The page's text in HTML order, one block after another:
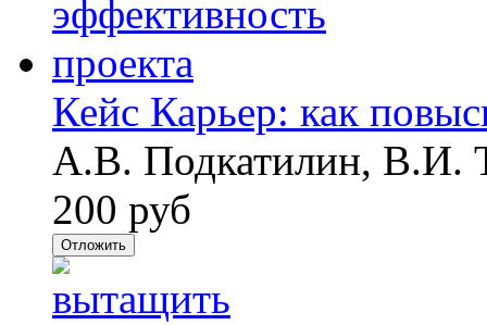
Кейс Карьер: как
А.В. Подкатилин, В.И.
200 руб
Отложить